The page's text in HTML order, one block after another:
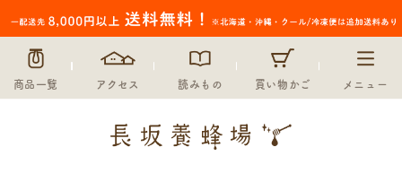
商品一覧 アクセス 読みもの 買い物かご メニュー